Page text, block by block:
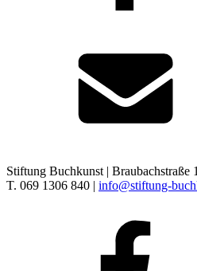
Stiftung Buchkunst | Braubachstraße
T. 069 1306 840 | info@stiftung-